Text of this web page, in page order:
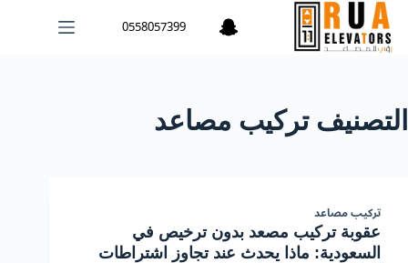
التجاوز
إلى
المحتوى
0558057399
التصنيف تركيب مصاعد
تركيب مصاعد
عقوبة تركيب مصعد بدون ترخيص في
السعودية: ماذا يحدث عند تجاوز اشتراطات